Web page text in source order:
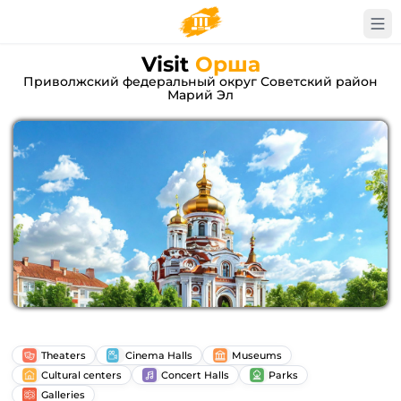
Visit Орша
Приволжский федеральный округ Советский район
Марий Эл
Theaters Cinema Halls
Museums
Cultural centers
Concert Halls
Parks
Galleries